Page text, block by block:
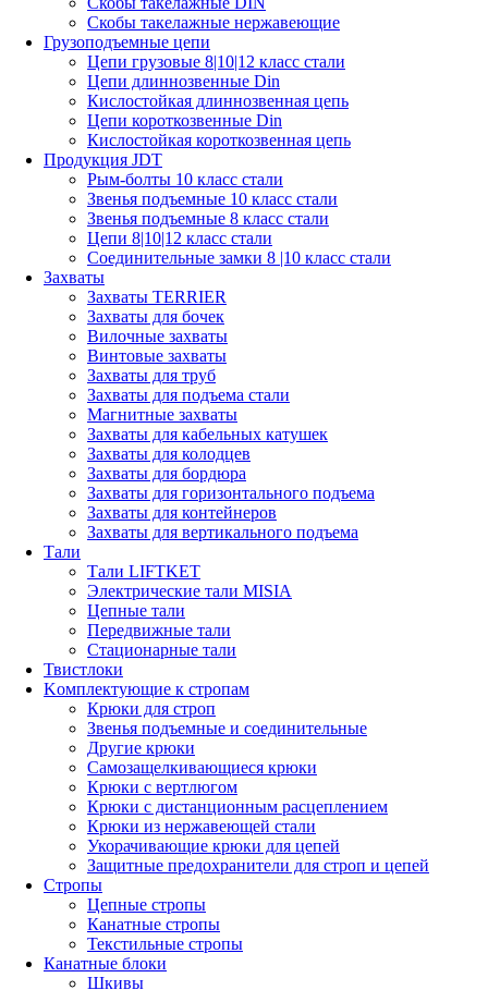
Скобы такелажные нержавеющие
Грузоподъемные цепи
Цепи грузовые 8|10|12 класс стали
Цепи длиннозвенные Din
Кислостойкая длиннозвенная цепь
Цепи короткозвенные Din
Кислостойкая короткозвенная цепь
Продукция JDT
Рым-болты 10 класс стали
Звенья подъемные 10 класс стали
Звенья подъемные 8 класс стали
Цепи 8|10|12 класс стали
Соединительные замки 8 |10 класс стали
Захваты
Захваты TERRIER
Захваты для бочек
Вилочные захваты
Винтовые захваты
Захваты для труб
Захваты для подъема стали
Магнитные захваты
Захваты для кабельных катушек
Захваты для колодцев
Захваты для бордюра
Захваты для горизонтального подъема
Захваты для контейнеров
Захваты для вертикального подъема
Тали
Тали LIFTKET
Электрические тали MISIA
Цепные тали
Передвижные тали
Стационарные тали
Твистлоки
Kомплектующие к стропам
Крюки для строп
Звенья подъемные и соединительные
Другие крюки
Самозащелкивающиеся крюки
Крюки с вертлюгом
Крюки с дистанционным расцеплением
Крюки из нержавеющей стали
Укорачивающие крюки для цепей
Защитные предохранители для строп и цепей
Стропы
Цепные стропы
Канатные стропы
Текстильные стропы
Канатные блоки
Шкивы